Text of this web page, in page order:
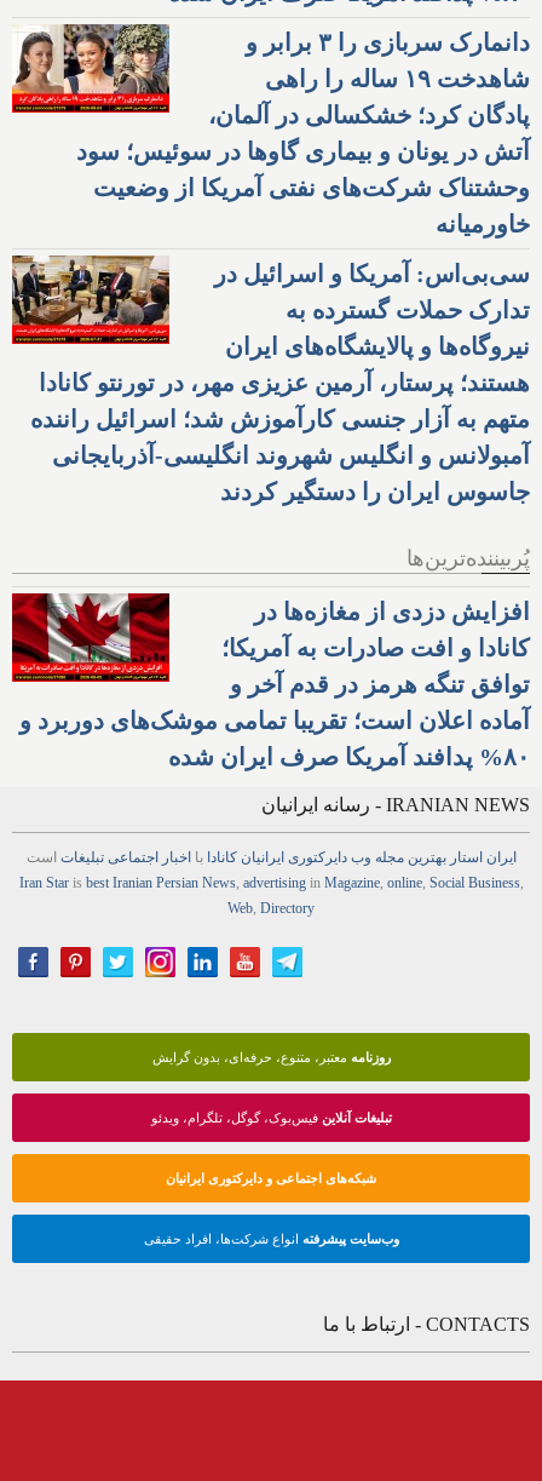
دانمارک سربازی را ۳ برابر و
شاهدخت ۱۹ ساله را راهی
پادگان کرد؛ خشکسالی در آلمان،
آتش در یونان و بیماری گاوها در سوئیس؛ سود
وحشتناک شرکت‌های نفتی آمریکا از وضعیت
خاورمیانه
سی‌بی‌اس: آمریکا و اسرائیل در
تدارک حملات گسترده به
نیروگاه‌ها و پالایشگاه‌های ایران
هستند؛ پرستار، آرمین عزیزی مهر، در تورنتو کانادا
متهم به آزار جنسی کارآموزش شد؛ اسرائیل راننده
آمبولانس و انگلیس شهروند انگلیسی-آذربایجانی
جاسوس ایران را دستگیر کردند
پُربیننده‌ترین‌ها
افزایش دزدی از مغازه‌ها در
کانادا و افت صادرات به آمریکا؛
توافق تنگه هرمز در قدم آخر و
آماده اعلان است؛ تقریبا تمامی موشک‌های دوربرد و
۸۰% پدافند آمریکا صرف ایران شده
IRANIAN NEWS - رسانه ایرانیان
ایران استار بهترین مجله وب دایرکتوری ایرانیان کانادا بااخبار اجتماعی تبلیغات است
Iran Staris best Iranian Persian News, advertisingin Magazine, online, Social Business,
Web Directory
روزنامه معتبر، متنوع، حرفه‌ای، بدون گرایش
تبلیغات آنلاینفیس‌بوک، گوگل، تلگرام، ویدئو
شبکه‌های اجتماعی و دایرکتوری ایرانیان
وب‌سایت پیشرفته انواع شرکت‌ها، افراد حقیقی
CONTACTS - ارتباط با ما